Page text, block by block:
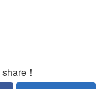
！